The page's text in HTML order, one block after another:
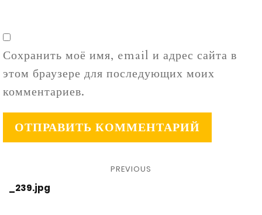
Сохранить моё имя, email и адрес сайта в
этом браузере для последующих моих
комментариев.
PREVIOUS
_239.jpg